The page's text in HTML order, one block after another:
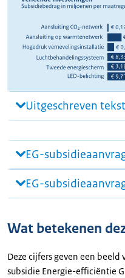
Uitgeschreven tekst
EG-
EG-
Wat betekenen
Deze cijfers geven een
subsidie Energie-efficiëntie